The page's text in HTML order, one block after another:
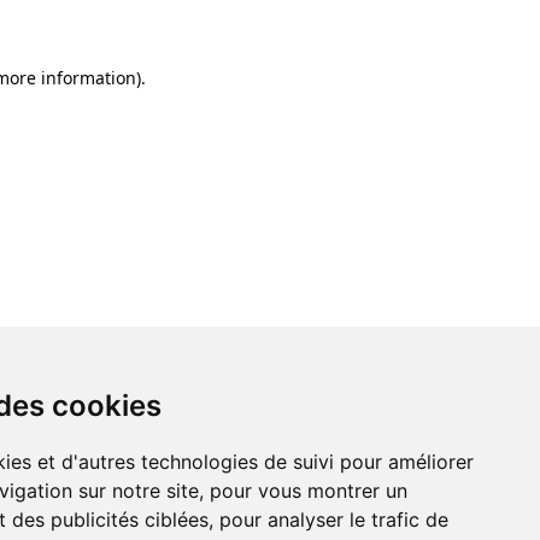
cookies
et d'autres technologies de suivi pour améliorer
sur notre site, pour vous montrer un
des publicités ciblées, pour analyser le trafic de
information).